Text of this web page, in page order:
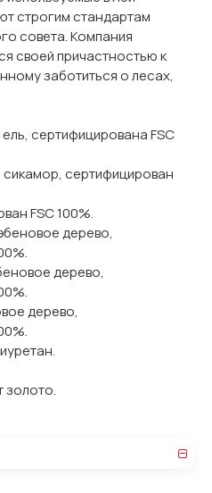
строгим стандартам
совета. Компания
своей причастностью к
заботиться о лесах,
сертифицирована FSC
сертифицирован
FSC 100%.
дерево,
дерево,
дерево,
золото.